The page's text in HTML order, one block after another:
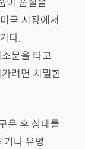
이 품질을
국 시장에서
다.
문을 타고
려면 치밀한
운 후 상태를
거나 유명